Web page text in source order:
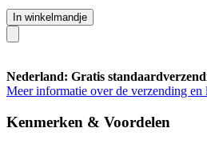
In winkelmandje
Nederland: Gratis
Meer informatie over de verzending en
Kenmerken & Voordelen